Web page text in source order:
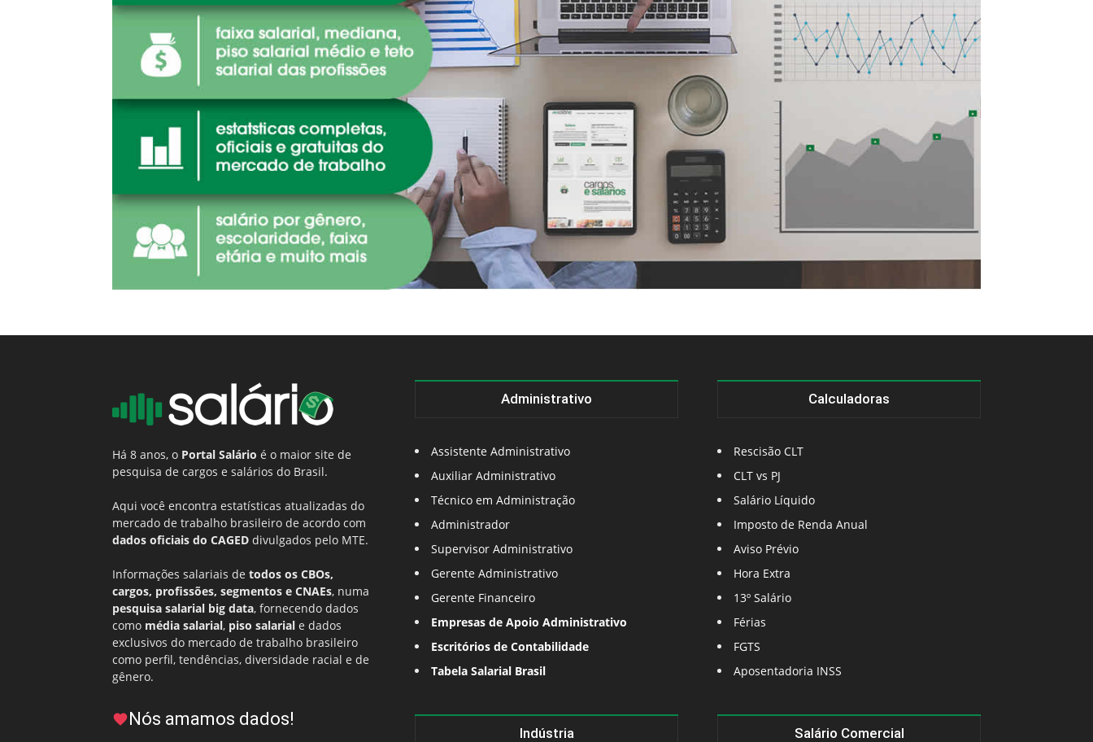
Há 8 anos, o Portal Salário é o maior site de
pesquisa de cargos e salários do Brasil.
Aqui você encontra estatísticas atualizadas do
mercado de trabalho brasileiro de acordo com
dados oficiais do CAGED divulgados pelo MTE.
Informações salariais de todos os CBOs,
cargos, profissões, segmentos e CNAEs, numa
pesquisa salarial big data, fornecendo dados
como média salarial, piso salarial e dados
exclusivos do mercado de trabalho brasileiro
como perfil, tendências, diversidade racial e de
gênero.
Nós amamos dados!
Administrativo
Assistente Administrativo
Auxiliar Administrativo
Técnico em Administração
Administrador
Supervisor Administrativo
Gerente Administrativo
Gerente Financeiro
Empresas de Apoio Administrativo
Escritórios de Contabilidade
Tabela Salarial Brasil
Indústria
Calculadoras
Rescisão CLT
CLT vs PJ
Salário Líquido
Imposto de Renda Anual
Aviso Prévio
Hora Extra
13º Salário
Férias
FGTS
Aposentadoria INSS
Salário Comercial